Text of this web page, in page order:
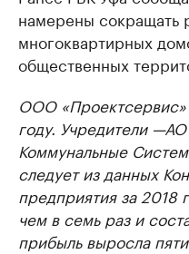
намерены сокращать
многоквартирных
общественных
ООО «Проектсервис»
году. Учредители
Коммунальные
следует из данных
предприятия за 2018
чем в семь раз и
прибыль выросла